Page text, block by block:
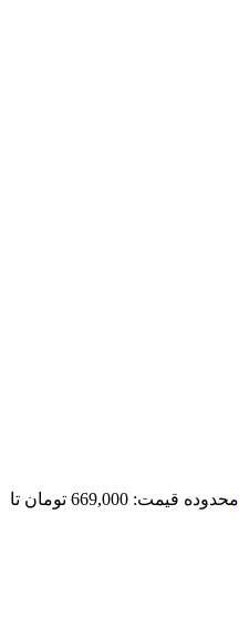
محدوده قیمت: 669,000 تومان تا